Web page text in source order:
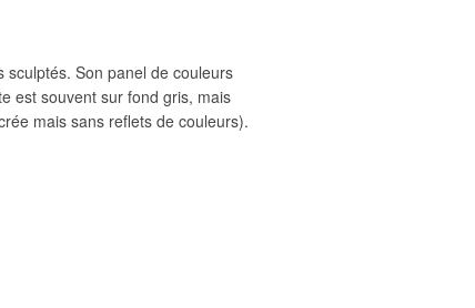
Son panel de couleurs
est souvent sur fond gris, mais
mais sans reflets de couleurs).